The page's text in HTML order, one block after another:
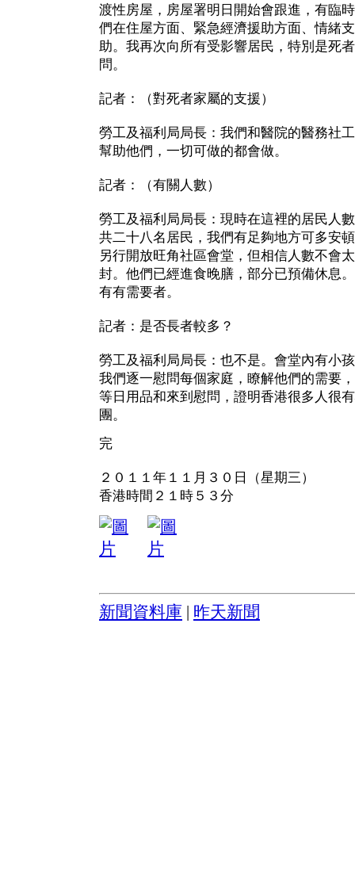
渡性房屋，房屋署明日開始會跟進，有臨
們在住屋方面、緊急經濟援助方面、情緒
助。我再次向所有受影響居民，特別是死
問。
記者：（對死者家屬的支援）
勞工及福利局局長：我們和醫院的醫務社
幫助他們，一切可做的都會做。
記者：（有關人數）
勞工及福利局局長：現時在這裡的居民人
共二十八名居民，我們有足夠地方可多安
另行開放旺角社區會堂，但相信人數不會
封。他們已經進食晚膳，部分已預備休息
有有需要者。
記者：是否長者較多？
勞工及福利局局長：也不是。會堂內有小
我們逐一慰問每個家庭，瞭解他們的需要
等日用品和來到慰問，證明香港很多人很
團。
完
２０１１年１１月３０日（星期三）
香港時間２１時５３分
新聞資料庫 昨天新聞